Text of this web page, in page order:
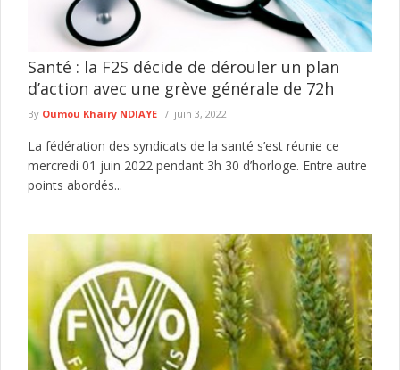
Santé : la F2S décide de dérouler un plan
d’action avec une grève générale de 72h
By Oumou Khaïry NDIAYE juin 3, 2022
La fédération des syndicats de la santé s’est réunie ce
mercredi 01 juin 2022 pendant 3h 30 d’horloge. Entre autre
points abordés...